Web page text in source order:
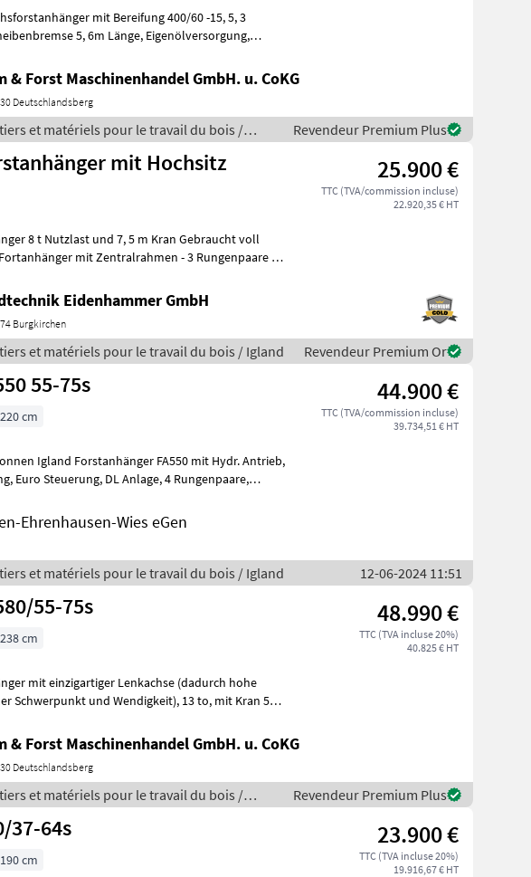
mit Bereifung 400/60 -15, 5, 3
& Forst Maschinenhandel GmbH. u. CoKG
Deutschlandsberg
et matériels pour le travail du bois /
Revendeur Premium Plus
mit Hochsitz 25.900 €
TTC (TVA/commission incluse)
22.920,35 € HT
8 t Nutzlast und 7, 5 m Kran Gebraucht voll
Eidenhammer GmbH
Burgkirchen
et matériels pour le travail du bois / Igland Revendeur Premium Or
55-75s 44.900 €
TTC (TVA/commission incluse)
39.734,51 € HT
220 cm
Igland Forstanhänger FA550 mit Hydr. Antrieb,
Ehrenhausen-Wies eGen
et matériels pour le travail du bois / Igland 12-06-2024 11:51
55-75s 48.990 €
TTC (TVA incluse 20%)
40.825 € HT
238 cm
mit einzigartiger Lenkachse (dadurch hohe
& Forst Maschinenhandel GmbH. u. CoKG
Deutschlandsberg
et matériels pour le travail du bois /
Revendeur Premium Plus
37-64s 23.900 €
TTC (TVA incluse 20%)
19.916,67 € HT
190 cm